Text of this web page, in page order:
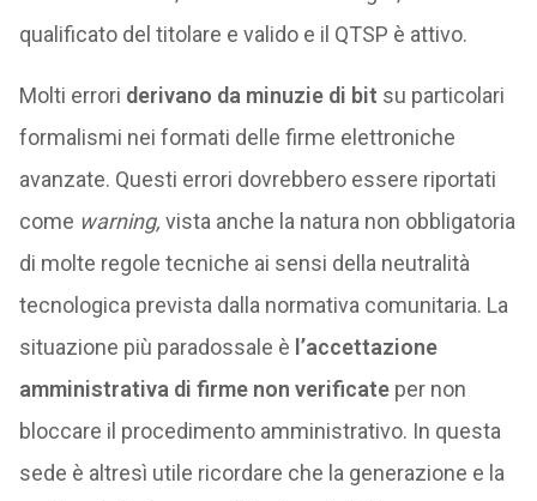
qualificato del titolare e valido e il QTSP è attivo.
Molti errori derivano da minuzie di bit su particolari
formalismi nei formati delle firme elettroniche
avanzate. Questi errori dovrebbero essere riportati
come warning, vista anche la natura non obbligatoria
di molte regole tecniche ai sensi della neutralità
tecnologica prevista dalla normativa comunitaria. La
situazione più paradossale è l’accettazione
amministrativa di firme non verificateper non
bloccare il procedimento amministrativo. In questa
sede è altresì utile ricordare che la generazione e la